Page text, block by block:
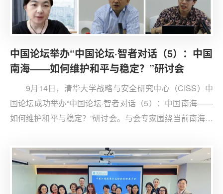
中国论坛举办“中国论坛·智者对话（5）：中国
南海——如何维护和平与稳定？”研讨会
9月14日，清华大学战略与安全研究中心（CISS）中
国论坛成功举办“中国论坛·智者对话（5）：中国南海——
如何维护和平与稳定？”研讨会。与会专家围绕当前南海形
议题进行深入讨论。